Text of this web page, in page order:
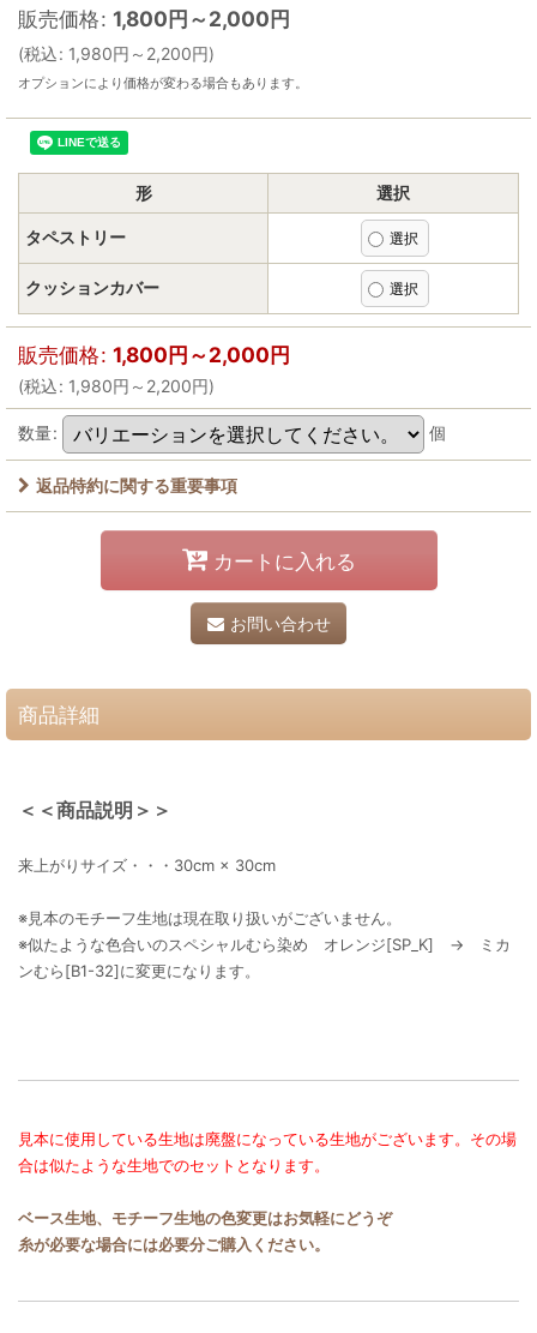
販売価格: 1,800円～2,000円
(税込: 1,980円 ～2,200円)
オプションにより価格が変わる場合もあります。
形 選択
タペストリー
クッションカバー
販売価格: 1,800円～2,000円
(税込: 1,980円 ～2,200円)
数量: 個
返品特約に関する重要事項
カートに入れる
お問い合わせ
商品詳細
＜＜商品説明＞＞
来上がりサイズ・・・30cm × 30cm
※見本のモチーフ生地は現在取り扱いがございません。
※似たような色合いのスペシャルむら染め オレンジ[SP_K] → ミカ
ンむら[B1-32]に変更になります。
見本に使用している生地は廃盤になっている生地がございます。その場
合は似たような生地でのセットとなります。
ベース生地、モチーフ生地の色変更はお気軽にどうぞ
糸が必要な場合には必要分ご購入ください。